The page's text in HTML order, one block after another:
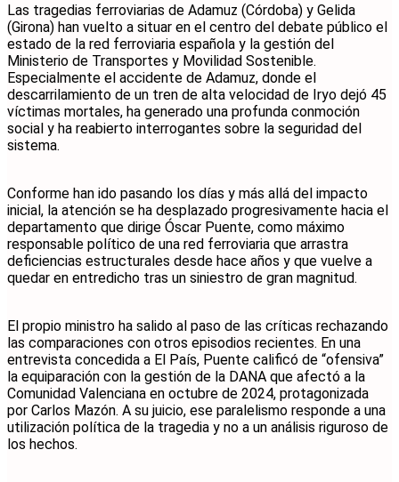
Las tragedias ferroviarias de Adamuz (Córdoba) y Gelida
(Girona) han vuelto a situar en el centro del debate público el
estado de la red ferroviaria española y la gestión del
Ministerio de Transportes y Movilidad Sostenible.
Especialmente el accidente de Adamuz, donde el
descarrilamiento de un tren de alta velocidad de Iryo dejó 45
víctimas mortales, ha generado una profunda conmoción
social y ha reabierto interrogantes sobre la seguridad del
sistema.
Conforme han ido pasando los días y más allá del impacto
inicial, la atención se ha desplazado progresivamente hacia el
departamento que dirige Óscar Puente, como máximo
responsable político de una red ferroviaria que arrastra
deficiencias estructurales desde hace años y que vuelve a
quedar en entredicho tras un siniestro de gran magnitud.
El propio ministro ha salido al paso de las críticas rechazando
las comparaciones con otros episodios recientes. En una
entrevista concedida a El País, Puente calificó de “ofensiva”
la equiparación con la gestión de la DANA que afectó a la
Comunidad Valenciana en octubre de 2024, protagonizada
por Carlos Mazón. A su juicio, ese paralelismo responde a una
utilización política de la tragedia y no a un análisis riguroso de
los hechos.